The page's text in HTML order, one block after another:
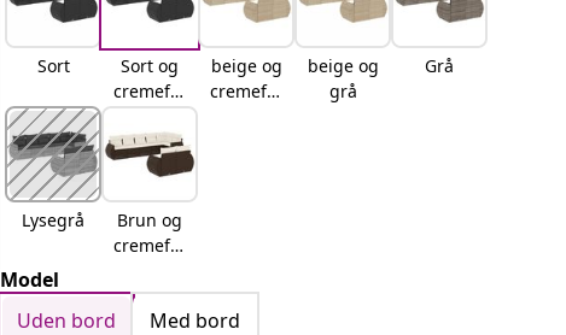
Sort
Sort og
cremefar
vet
beige og
cremefar
beige og
grå
Grå
Lysegrå
Brun og
cremefar
Model
Uden bord
Med bord